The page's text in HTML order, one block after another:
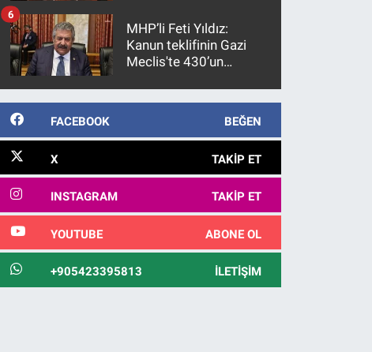
MHP’li Feti Yıldız:
Kanun teklifinin Gazi
Meclis'te 430’un
kanunlaşacağı
6
FACEBOOK BEĞEN
X TAKIP ET
INSTAGRAM TAKIP ET
YOUTUBE ABONE OL
+905423395813 İLETIŞIM